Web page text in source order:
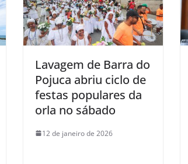
Lavagem de Barra do
Pojuca abriu ciclo de
festas populares da
orla no sábado
12 de janeiro de 2026